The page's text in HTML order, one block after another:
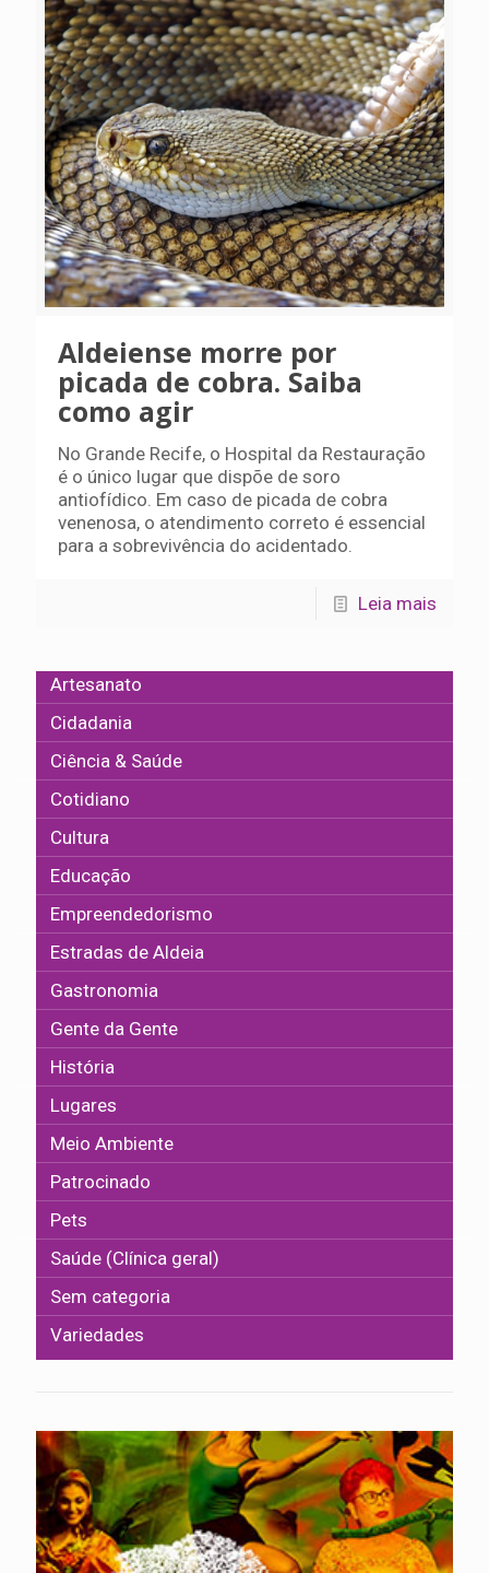
Aldeiense morre por
picada de cobra. Saiba
como agir
No Grande Recife, o Hospital da Restauração
é o único lugar que dispõe de soro
antiofídico. Em caso de picada de cobra
venenosa, o atendimento correto é essencial
para a sobrevivência do acidentado.
Leia mais
Artesanato
Cidadania
Ciência & Saúde
Cotidiano
Cultura
Educação
Empreendedorismo
Estradas de Aldeia
Gastronomia
Gente da Gente
História
Lugares
Meio Ambiente
Patrocinado
Pets
Saúde (Clínica geral)
Sem categoria
Variedades